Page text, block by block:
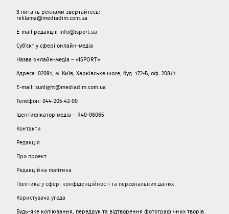
З питань реклами звертайтесь:
reklama@mediadim.com.ua
E-mail редакції: info@isport.ua
Суб'єкт у сфері онлайн-медіа
Назва онлайн-медіа – «ISPORT»
Адреса: 02091, м. Київ, Харківське шосе, буд. 172-Б, оф. 208/1
E-mail: sunlight@mediadim.com.ua
Телефон: 044-205-43-00
Ідентифікатор медіа – R40-06065
Контакти
Редакція
Про проект
Редакційна політика
Політика у сфері конфіденційності та персональних даних
Користувача угода
Будь-яке копіювання, передрук та відтворення фотографічних творів